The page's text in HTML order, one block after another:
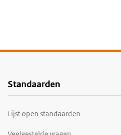
Voet
Standaarden
Lijst open standaarden